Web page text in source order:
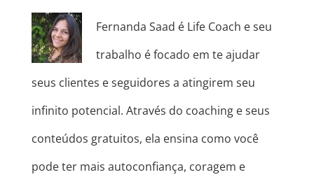
Fernanda Saad é Life Coach e seu
trabalho é focado em te ajudar
seus clientes e seguidores a atingirem seu
infinito potencial. Através do coaching e seus
conteúdos gratuitos, ela ensina como você
pode ter mais autoconfiança, coragem e